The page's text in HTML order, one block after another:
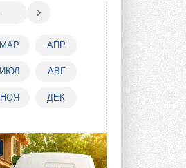
EN
›
МАР АПР
ИЮЛ АВГ
НОЯ ДЕК